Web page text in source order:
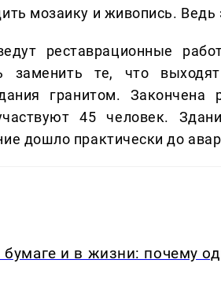
мозаику и живопись. Ведь
реставрационные
заменить те, что
гранитом.
45 человек.
дошло практически до
бумаге и в жизни: почему